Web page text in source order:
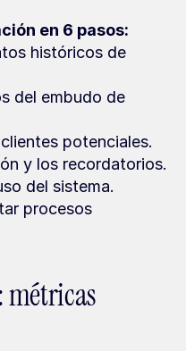
en 6 pasos:
potenciales.
y los recordatorios.
del sistema.